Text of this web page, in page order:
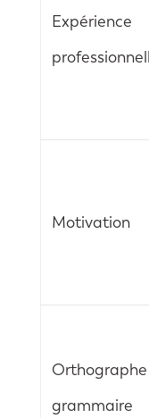
Expérience
Motivation
grammaire